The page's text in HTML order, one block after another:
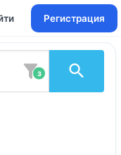
Регистрация
3